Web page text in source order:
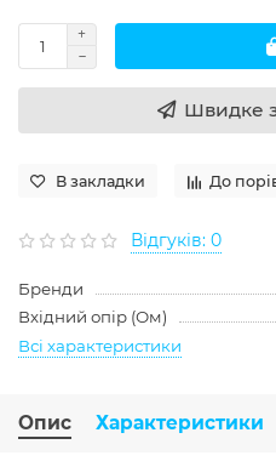
Швидке
В закладки До
Відгуків: 0
Бренди
Вхідний опір (Ом)
Всі характеристики
Опис Характеристики